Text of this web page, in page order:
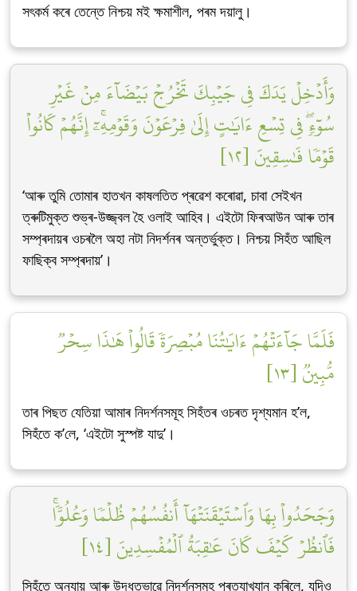
সৎকৰ্ম কৰে তেন্তে নিশ্চয় মই ক্ষমাশীল, পৰম দয়ালু।
وَأَدۡخِلۡ يَدَكَ فِي جَيۡبِكَ تَخۡرُجۡ بَيۡضَآءَ مِنۡ غَيۡرِ
سُوٓءٖۖ فِي تِسۡعِ ءَايَٰتٍ إِلَىٰ فِرۡعَوۡنَ وَقَوۡمِهِۦٓۚ إِنَّهُمۡ كَانُواْ
قَوۡمٗا فَٰسِقِينَ [١٢]
‘আৰু তুমি তোমাৰ হাতখন কাষলতিত প্ৰৱেশ কৰোৱা, চাবা সেইখন
ত্ৰুটিমুক্ত শুভ্ৰ-উজ্জ্বল হৈ ওলাই আহিব। এইটো ফিৰআউন আৰু তাৰ
সম্প্ৰদায়ৰ ওচৰলৈ অহা নটা নিদৰ্শনৰ অন্তৰ্ভুক্ত। নিশ্চয় সিহঁত আছিল
ফাছিক্ব সম্প্ৰদায়’।
فَلَمَّا جَآءَتۡهُمۡ ءَايَٰتُنَا مُبۡصِرَةٗ قَالُواْ هَٰذَا سِحۡرٞ
مُّبِينٞ [١٣]
তাৰ পিছত যেতিয়া আমাৰ নিদৰ্শনসমূহ সিহঁতৰ ওচৰত দৃশ্যমান হ’ল,
সিহঁতে ক’লে, ‘এইটো সুস্পষ্ট যাদু’।
وَجَحَدُواْ بِهَا وَٱسۡتَيۡقَنَتۡهَآ أَنفُسُهُمۡ ظُلۡمٗا وَعُلُوّٗاۚ
فَٱنظُرۡ كَيۡفَ كَانَ عَٰقِبَةُ ٱلۡمُفۡسِدِينَ [١٤]
সিহঁতে অন্যায় আৰু উদ্ধতভাৱে নিদৰ্শনসমূহ প্ৰত্যাখ্যান কৰিলে, যদিও